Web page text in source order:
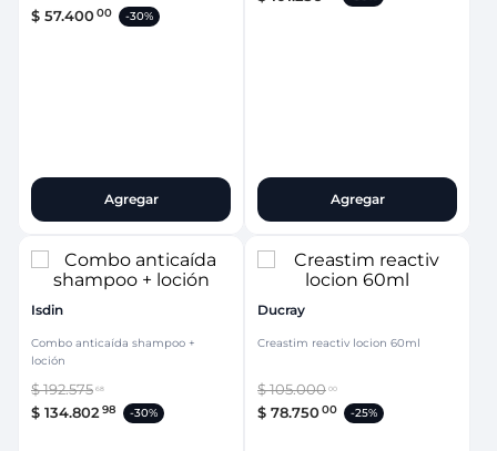
$ 57.40000 -30%
Agregar Agregar
Isdin
Combo anticaída shampoo +
loción
$192.575 68
$ 134.802 98 -30%
Ducray
Creastim reactiv locion 60ml
$105.000 00
$ 78.75000 -25%